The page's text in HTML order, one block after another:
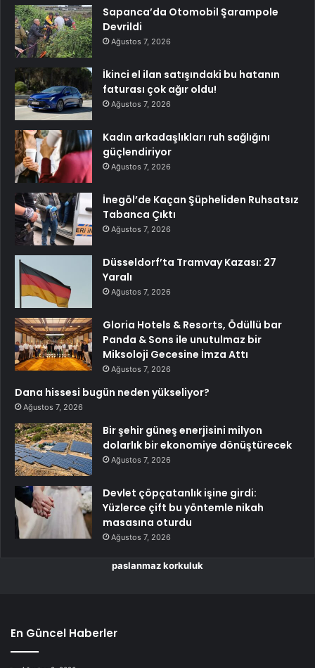
Sapanca’da Otomobil Şarampole
Devrildi
Ağustos 7, 2026
İkinci el ilan satışındaki bu hatanın
faturası çok ağır oldu!
Ağustos 7, 2026
Kadın arkadaşlıkları ruh sağlığını
güçlendiriyor
Ağustos 7, 2026
İnegöl’de Kaçan Şüpheliden Ruhsatsız
Tabanca Çıktı
Ağustos 7, 2026
Düsseldorf’ta Tramvay Kazası: 27
Yaralı
Ağustos 7, 2026
Gloria Hotels & Resorts, Ödüllü bar
Panda & Sons ile unutulmaz bir
Miksoloji Gecesine İmza Attı
Ağustos 7, 2026
Dana hissesi bugün neden yükseliyor?
Ağustos 7, 2026
Bir şehir güneş enerjisini milyon
dolarlık bir ekonomiye dönüştürecek
Ağustos 7, 2026
Devlet çöpçatanlık işine girdi:
Yüzlerce çift bu yöntemle nikah
masasına oturdu
Ağustos 7, 2026
paslanmaz korkuluk
En Güncel Haberler